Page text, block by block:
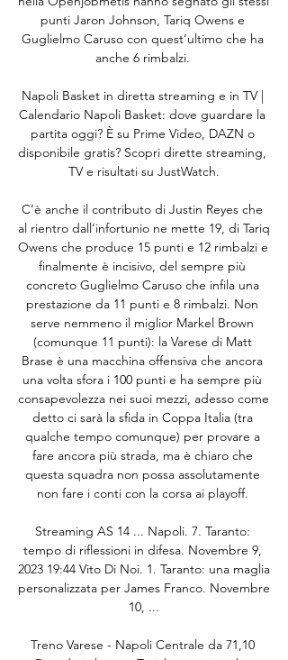
punti Jaron Johnson, Tariq Owens e
Guglielmo Caruso con quest’ultimo che ha
anche 6 rimbalzi.
Napoli Basket in diretta streaming e in TV |
Calendario Napoli Basket: dove guardare la
partita oggi? È su Prime Video, DAZN o
disponibile gratis? Scopri dirette streaming,
TV e risultati su JustWatch.
C’è anche il contributo di Justin Reyes che
al rientro dall’infortunio ne mette 19, di Tariq
Owens che produce 15 punti e 12 rimbalzi e
finalmente è incisivo, del sempre più
concreto Guglielmo Caruso che infila una
prestazione da 11 punti e 8 rimbalzi. Non
serve nemmeno il miglior Markel Brown
(comunque 11 punti): la Varese di Matt
Brase è una macchina offensiva che ancora
una volta sfora i 100 punti e ha sempre più
consapevolezza nei suoi mezzi, adesso come
detto ci sarà la sfida in Coppa Italia (tra
qualche tempo comunque) per provare a
fare ancora più strada, ma è chiaro che
questa squadra non possa assolutamente
non fare i conti con la corsa ai playoff.
Streaming AS 14 ... Napoli. 7. Taranto:
tempo di riflessioni in difesa. Novembre 9,
2023 19:44 Vito Di Noi. 1. Taranto: una maglia
personalizzata per James Franco. Novembre
10, ...
Treno Varese - Napoli Centrale da 71,10